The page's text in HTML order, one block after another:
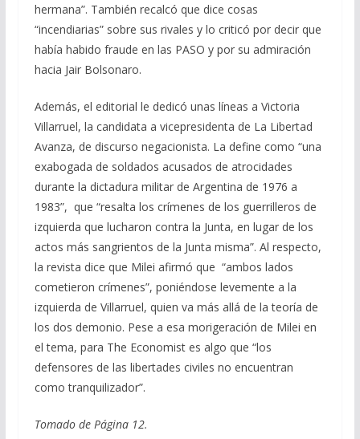
hermana”. También recalcó que dice cosas
“incendiarias” sobre sus rivales y lo criticó por decir que
había habido fraude en las PASO y por su admiración
hacia Jair Bolsonaro.
Además, el editorial le dedicó unas líneas a Victoria
Villarruel, la candidata a vicepresidenta de La Libertad
Avanza, de discurso negacionista. La define como “una
exabogada de soldados acusados ​​de atrocidades
durante la dictadura militar de Argentina de 1976 a
1983”, que “resalta los crímenes de los guerrilleros de
izquierda que lucharon contra la Junta, en lugar de los
actos más sangrientos de la Junta misma”. Al respecto,
la revista dice que Milei afirmó que “ambos lados
cometieron crímenes”, poniéndose levemente a la
izquierda de Villarruel, quien va más allá de la teoría de
los dos demonio. Pese a esa morigeración de Milei en
el tema, para The Economist es algo que “los
defensores de las libertades civiles no encuentran
como tranquilizador”.
Tomado de Página 12.